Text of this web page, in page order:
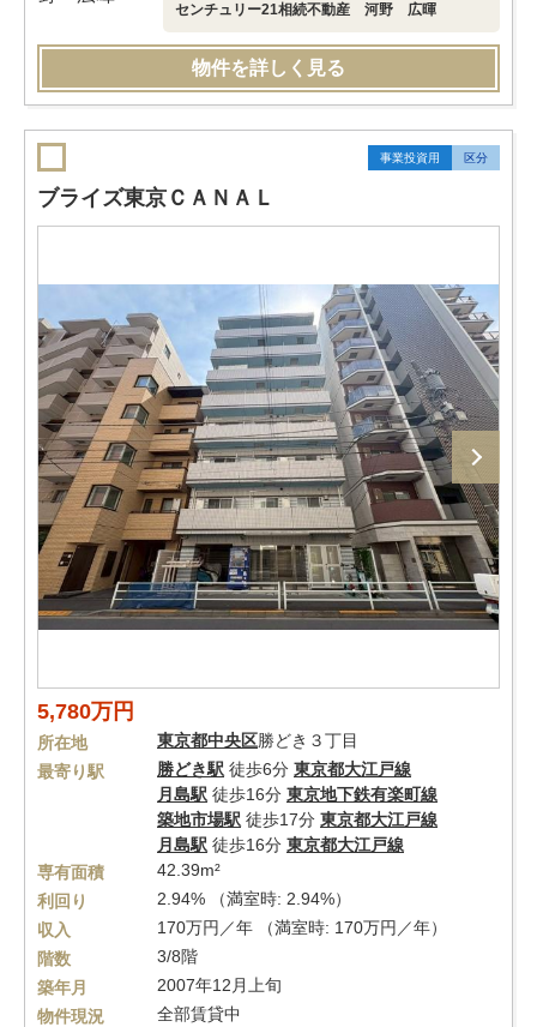
センチュリー21相続不動産 河野 広暉
物件を詳しく見る
事業投資用 区分
ブライズ東京ＣＡＮＡＬ
5,780万円
所在地 東京都中央区勝どき３丁目
最寄り駅
勝どき駅 徒歩6分 東京都大江戸線
月島駅 徒歩16分 東京地下鉄有楽町線
築地市場駅 徒歩17分 東京都大江戸線
月島駅 徒歩16分 東京都大江戸線
専有面積
42.39m²
利回り
2.94% （満室時: 2.94%）
収入
170万円／年 （満室時: 170万円／年）
階数
3/8階
築年月
2007年12月上旬
物件現況
全部賃貸中